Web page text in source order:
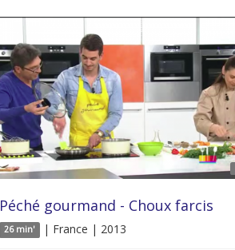
Péché gourmand - Choux farcis
26 min' | France | 2013